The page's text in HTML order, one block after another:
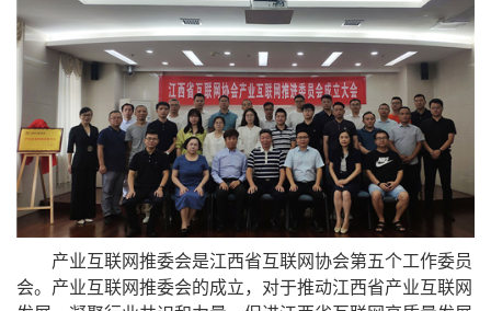
产业互联网推委会是江西省互联网协会第五个工作委员
会。产业互联网推委会的成立，对于推动江西省产业互联网